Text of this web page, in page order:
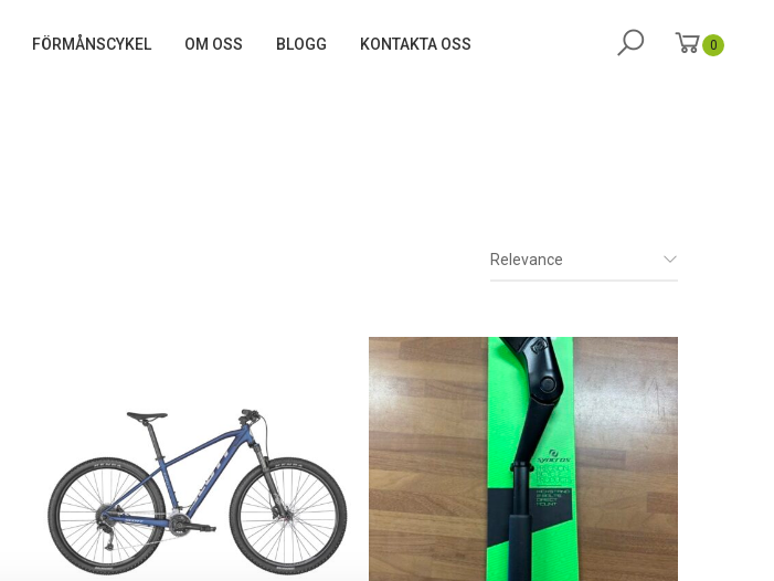
FÖRMÅNSCYKEL OM OSS BLOGG KONTAKTA OSS 0
Relevance